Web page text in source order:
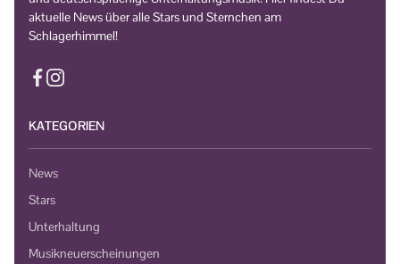
aktuelle News über alle Stars und Sternchen am
Schlagerhimmel!
KATEGORIEN
News
Stars
Unterhaltung
Musikneuerscheinungen